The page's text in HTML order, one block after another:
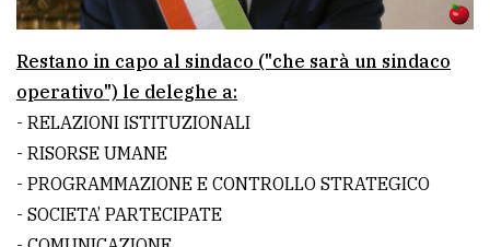
Restano in capo al sindaco ("che sarà un sindaco
operativo") le deleghe a:
- RELAZIONI ISTITUZIONALI
- RISORSE UMANE
- PROGRAMMAZIONE E CONTROLLO STRATEGICO
- SOCIETA’ PARTECIPATE